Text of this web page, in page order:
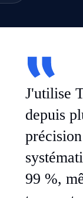
J'utilise
depuis
99 %,